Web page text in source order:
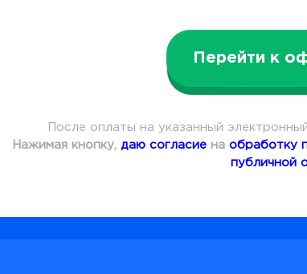
Перейти к
После оплаты на указанный
Нажимая кнопку, даю согласиена обработку
публичной